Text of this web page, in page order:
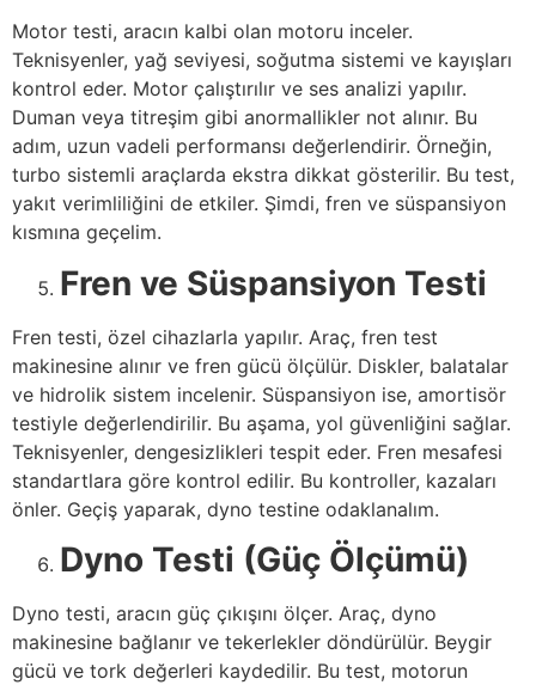
Motor testi, aracın kalbi olan motoru inceler.
Teknisyenler, yağ seviyesi, soğutma sistemi ve kayışları
kontrol eder. Motor çalıştırılır ve ses analizi yapılır.
Duman veya titreşim gibi anormallikler not alınır. Bu
adım, uzun vadeli performansı değerlendirir. Örneğin,
turbo sistemli araçlarda ekstra dikkat gösterilir. Bu test,
yakıt verimliliğini de etkiler. Şimdi, fren ve süspansiyon
kısmına geçelim.
Fren ve Süspansiyon Testi
Fren testi, özel cihazlarla yapılır. Araç, fren test
makinesine alınır ve fren gücü ölçülür. Diskler, balatalar
ve hidrolik sistem incelenir. Süspansiyon ise, amortisör
testiyle değerlendirilir. Bu aşama, yol güvenliğini sağlar.
Teknisyenler, dengesizlikleri tespit eder. Fren mesafesi
standartlara göre kontrol edilir. Bu kontroller, kazaları
önler. Geçiş yaparak, dyno testine odaklanalım.
Dyno Testi (Güç Ölçümü)
Dyno testi, aracın güç çıkışını ölçer. Araç, dyno
makinesine bağlanır ve tekerlekler döndürülür. Beygir
gücü ve tork değerleri kaydedilir. Bu test, motorun